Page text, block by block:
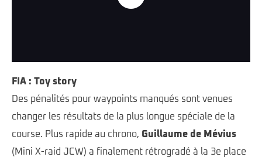
FIA : Toy story
Des pénalités pour waypoints manqués sont venues
changer les résultats de la plus longue spéciale de la
course. Plus rapide au chrono, Guillaume de Mévius
(Mini X-raid JCW) a finalement rétrogradé à la 3e place